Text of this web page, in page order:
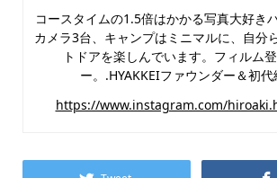
コースタイムの1.5倍はかかる写真大好き
カメラ3台、キャンプはミニマルに、自分
トドアを楽しんでいます。フィルム
ー。.HYAKKEIファウンダー＆初代
https://www.instagram.com/